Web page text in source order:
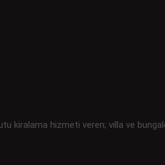
kiralama hizmeti veren; villa ve